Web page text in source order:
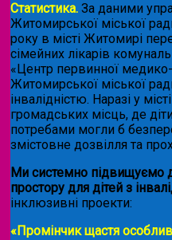
Статистика. За даними
Житомирської міської
року в місті Житомирі
сімейних лікарів
«Центр первинної
Житомирської міської
інвалідністю. Наразі у
громадських місць, де
потребами могли б
змістовне дозвілля та
Ми системно підвищуємо
простору для дітей з
інклюзивні проекти:
«Промінчик щастя